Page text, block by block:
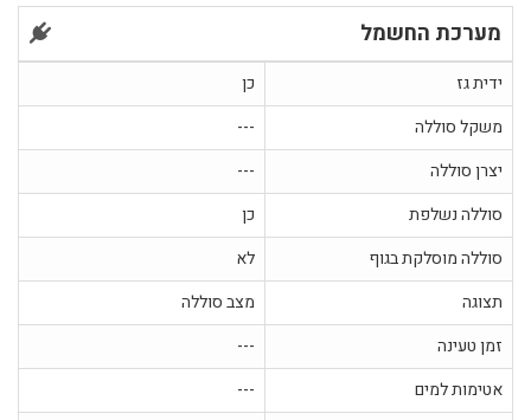
מערכת החשמל
ידית גז
משקל סוללה
יצרן סוללה
סוללה נשלפת
סוללה מוסלקת בגוף
לא
תצוגה
מצב סוללה
זמן טעינה
אטימות למים